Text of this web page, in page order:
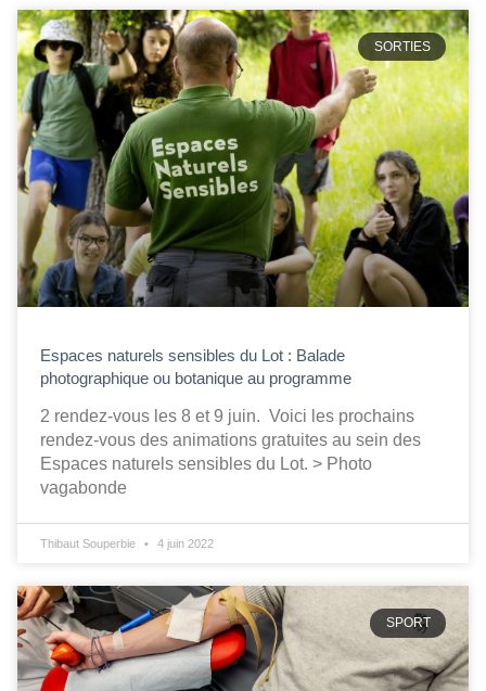
SORTIES
Espaces naturels sensibles du Lot : Balade
photographique ou botanique au programme
2 rendez-vous les 8 et 9 juin. Voici les prochains
rendez-vous des animations gratuites au sein des
Espaces naturels sensibles du Lot. > Photo
vagabonde
Thibaut Souperbie 4 juin 2022
SPORT